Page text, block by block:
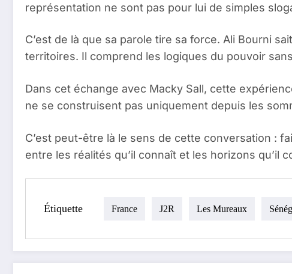
représentation ne sont pas pour lui de simples
C’est de là que sa parole tire sa force. Ali Bourni
territoires. Il comprend les logiques du pouvoir
Dans cet échange avec Macky Sall, cette
ne se construisent pas uniquement depuis les
C’est peut-être là le sens de cette conversation :
entre les réalités qu’il connaît et les horizons qu’il
Étiquette France J2R Les Mureaux